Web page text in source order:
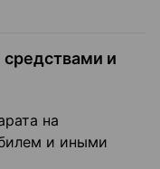
и
на
и иными